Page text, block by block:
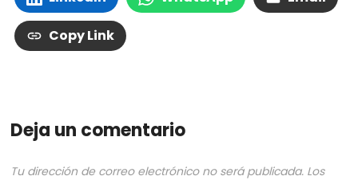
Copy Link
Deja un comentario
Tu dirección de correo electrónico no será publicada. Los